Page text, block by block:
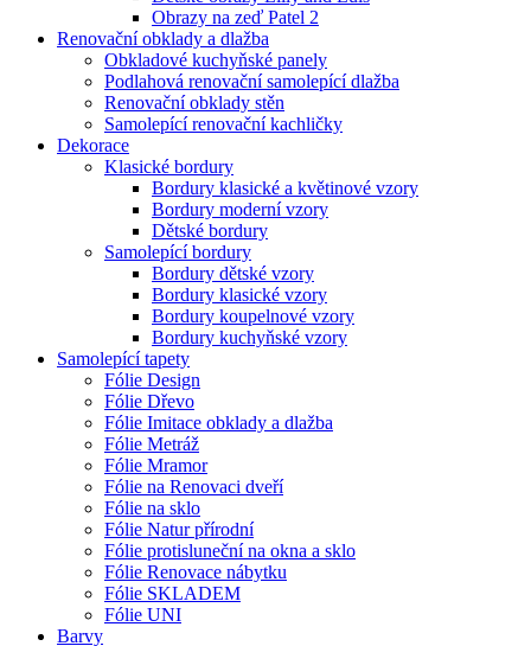
Obrazy na zeď Patel 2
Renovační obklady a dlažba
Obkladové kuchyňské panely
Podlahová renovační samolepící dlažba
Renovační obklady stěn
Samolepící renovační kachličky
Dekorace
Klasické bordury
Bordury klasické a květinové vzory
Bordury moderní vzory
Dětské bordury
Samolepící bordury
Bordury dětské vzory
Bordury klasické vzory
Bordury koupelnové vzory
Bordury kuchyňské vzory
Samolepící tapety
Fólie Design
Fólie Dřevo
Fólie Imitace obklady a dlažba
Fólie Metráž
Fólie Mramor
Fólie na Renovaci dveří
Fólie na sklo
Fólie Natur přírodní
Fólie protisluneční na okna a sklo
Fólie Renovace nábytku
Fólie SKLADEM
Fólie UNI
Barvy